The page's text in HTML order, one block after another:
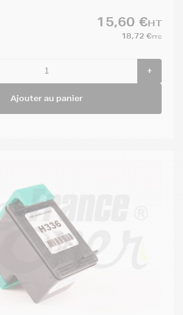
15,60 €HT
18,72 €TTC
+
Ajouter au panier